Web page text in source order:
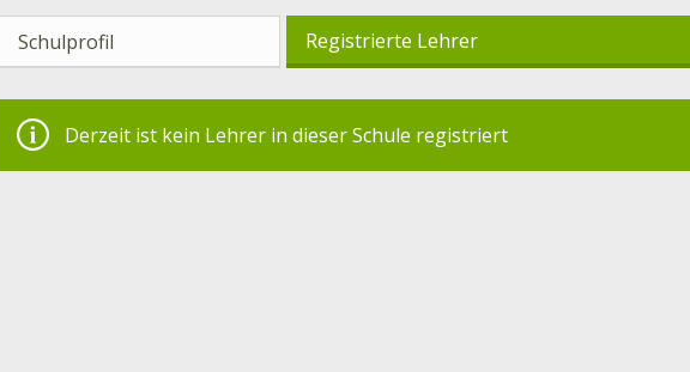
Schulprofil Registrierte Lehrer
Derzeit ist kein Lehrer in dieser Schule registriert